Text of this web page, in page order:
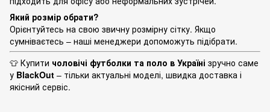
Який розмір обрати?
Орієнтуйтесь на свою звичну розмірну сітку. Якщо
сумніваєтесь – наші менеджери допоможуть підібрати.
👕 Купити чоловічі футболки та поло в Україні зручно саме
у BlackOut – тільки актуальні моделі, швидка доставка і
якісний сервіс.